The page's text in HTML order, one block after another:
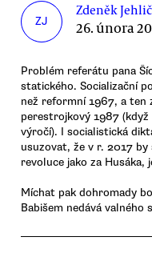
ZJ
Zdeněk
26. února
Problém referátu pana
statického. Socializační
než reformní 1967, a ten
perestrojkový 1987
výročí). I socialistická
usuzovat, že v r. 2017
revoluce jako za Husáka,
Míchat pak dohromady
Babišem nedává valného